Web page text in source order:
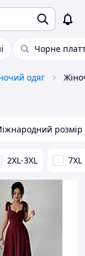
Чорне
одяг
розмір
2XL-3XL 7XL